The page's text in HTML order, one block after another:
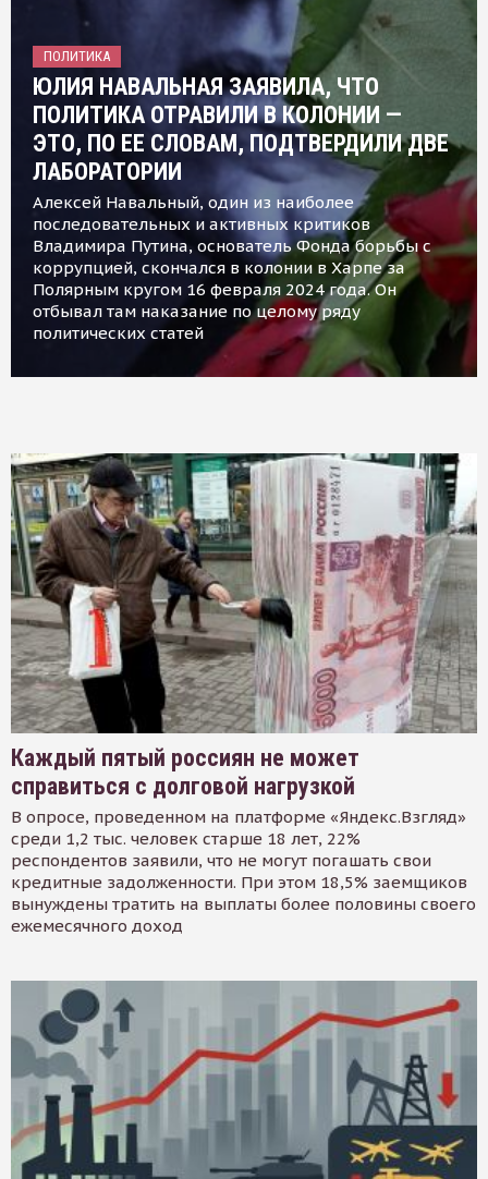
ПОЛИТИКА
ЮЛИЯ НАВАЛЬНАЯ ЗАЯВИЛА, ЧТО
ПОЛИТИКА ОТРАВИЛИ В КОЛОНИИ —
ЭТО, ПО ЕЕ СЛОВАМ, ПОДТВЕРДИЛИ ДВЕ
ЛАБОРАТОРИИ
Алексей Навальный, один из наиболее
последовательных и активных критиков
Владимира Путина, основатель Фонда борьбы с
коррупцией, скончался в колонии в Харпе за
Полярным кругом 16 февраля 2024 года. Он
отбывал там наказание по целому ряду
политических статей
Каждый пятый россиян не может
справиться с долговой нагрузкой
В опросе, проведенном на платформе «Яндекс.Взгляд»
среди 1,2 тыс. человек старше 18 лет, 22%
респондентов заявили, что не могут погашать свои
кредитные задолженности. При этом 18,5% заемщиков
вынуждены тратить на выплаты более половины своего
ежемесячного доход